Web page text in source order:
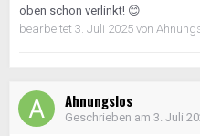
oben schon verlinkt! 😊
bearbeitet 3. Juli 2025 von
Ahnungslos
Geschrieben am 3. Juli